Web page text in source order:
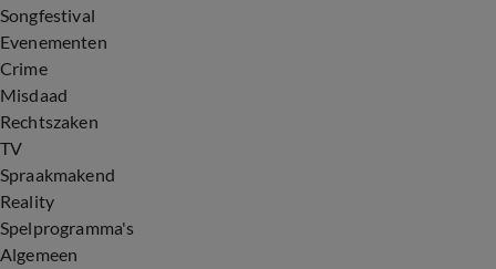
Songfestival
Evenementen
Crime
Misdaad
Rechtszaken
TV
Spraakmakend
Reality
Spelprogramma's
Algemeen